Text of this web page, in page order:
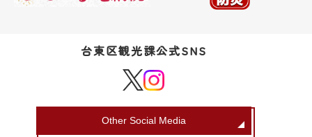
台東区観光課公式SNS
Other Social Media